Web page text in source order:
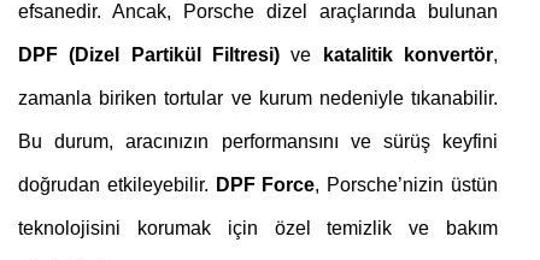
efsanedir. Ancak, Porsche dizel araçlarında bulunan
DPF (Dizel Partikül Filtresi) ve katalitik konvertör,
zamanla biriken tortular ve kurum nedeniyle tıkanabilir.
Bu durum, aracınızın performansını ve sürüş keyfini
doğrudan etkileyebilir. DPF Force, Porsche’nizin üstün
teknolojisini korumak için özel temizlik ve bakım